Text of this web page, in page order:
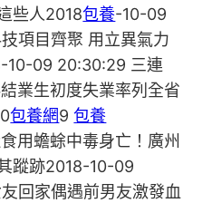
些人2018包養-10-09
項目齊聚 用立異氣力
10-09 20:30:29 三連
業生初度失業率列全省
包養網9包養
用蟾蜍中毒身亡！廣州
蹤跡2018-10-09
回家偶遇前男友激發血